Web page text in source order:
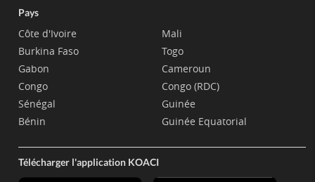
Pays
Côte d'Ivoire
Burkina Faso
Gabon
Congo
Sénégal
Bénin
Mali
Togo
Cameroun
Congo (RDC)
Guinée
Guinée Equatorial
Télécharger l'application KOACI